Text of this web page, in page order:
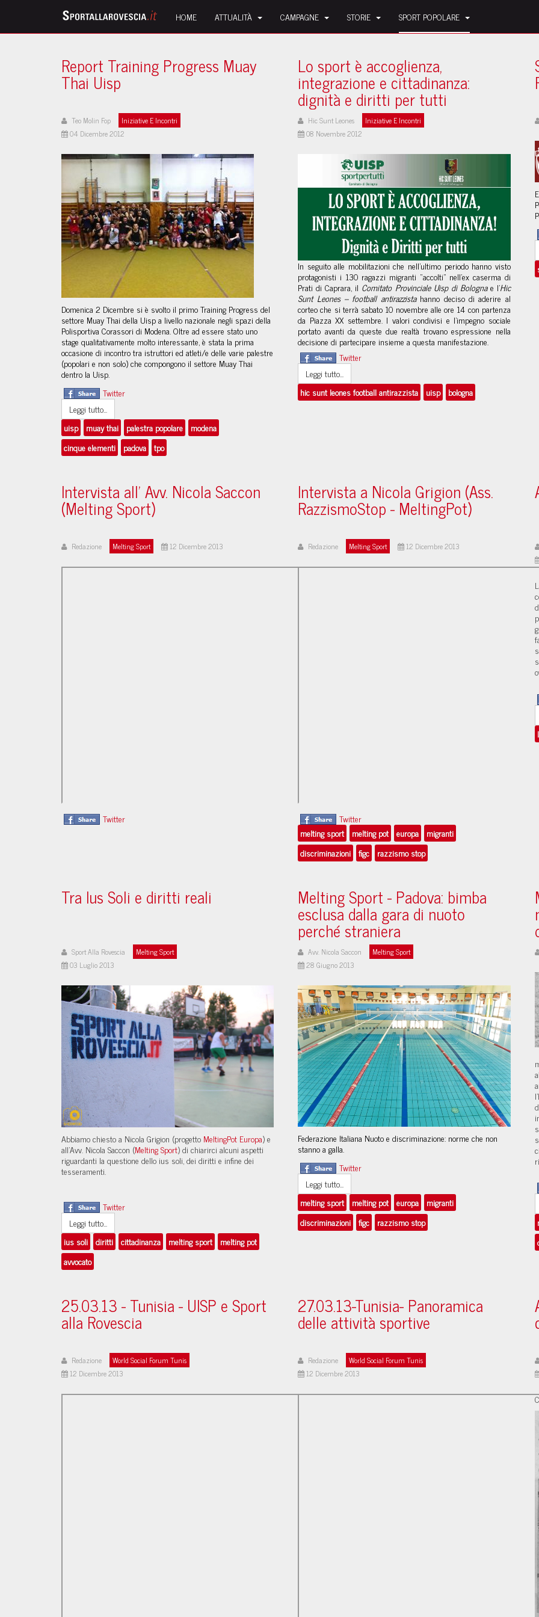
HOME ATTUALITÀ CAMPAGNE STORIE SPORT POPOLARE
Report Training Progress Muay
Thai Uisp
Teo Molin Fop
Iniziative E Incontri
04 Dicembre 2012
Domenica 2 Dicembre si è svolto il primo Training Progress del
settore Muay Thai della Uisp a livello nazionale negli spazi della
Polisportiva Corassori di Modena. Oltre ad essere stato uno
stage qualitativamente molto interessante, è stata la prima
occasione di incontro tra istruttori ed atleti/e delle varie palestre
(popolari e non solo) che compongono il settore Muay Thai
dentro la Uisp.
Twitter
Leggi tutto...
uisp
muay thai palestra popolare
modena
cinque elementi
padova tpo
Lo sport è accoglienza,
integrazione e cittadinanza:
dignità e diritti per tutti
Hic Sunt Leones
Iniziative E Incontri
08 Novembre 2012
In seguito alle mobilitazioni che nell'ultimo periodo hanno visto
protagonisti i 130 ragazzi migranti “accolti” nell'ex caserma di
Prati di Caprara, il Comitato Provinciale Uisp di Bolognae l'Hic
Sunt Leones – football antirazzistahanno deciso di aderire al
corteo che si terrà sabato 10 novembre alle ore 14 con partenza
da Piazza XX settembre. I valori condivisi e l'impegno sociale
portato avanti da queste due realtà trovano espressione nella
decisione di partecipare insieme a questa manifestazione.
Twitter
Leggi tutto...
hic sunt leones football antirazzista
uisp bologna
Intervista all' Avv. Nicola Saccon
(Melting Sport)
Redazione Melting Sport 12 Dicembre 2013
Twitter
Intervista a Nicola Grigion (Ass.
RazzismoStop - MeltingPot)
Redazione Melting Sport 12 Dicembre 2013
Twitter
melting sport melting pot europa
migranti
discriminazioni figc razzismo stop
Tra Ius Soli e diritti reali
Sport Alla Rovescia
Melting Sport
03 Luglio 2013
Abbiamo chiesto a Nicola Grigion (progetto MeltingPot Europa) e
all'Avv. Nicola Saccon (Melting Sport) di chiarirci alcuni aspetti
riguardanti la questione dello ius soli, dei diritti e infine dei
tesseramenti.
Twitter
Leggi tutto...
ius soli diritti cittadinanza melting sport
melting pot
avvocato
Melting Sport - Padova: bimba
esclusa dalla gara di nuoto
perché straniera
Avv. Nicola Saccon
Melting Sport
28 Giugno 2013
Federazione Italiana Nuoto e discriminazione: norme che non
stanno a galla.
Twitter
Leggi tutto...
melting sport melting pot europa
migranti
discriminazioni figc razzismo stop
25.03.13 - Tunisia - UISP e Sport
alla Rovescia
Redazione
World Social Forum Tunis
12 Dicembre 2013
27.03.13-Tunisia- Panoramica
delle attività sportive
Redazione
World Social Forum Tunis
12 Dicembre 2013